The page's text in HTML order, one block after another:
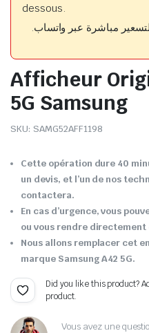
dessous.
مباشرة عبر واتساب.
Afficheur
5G Samsung
SKU: SAMG52AFF1198
Cette opération dure 40
un devis, et l’un de nos
contactera.
En cas d’urgence, vous
ou vous rendre
Nous allons remplacer cet
marque Samsung A42 5G.
Did you like this product?
product.
Vous avez une